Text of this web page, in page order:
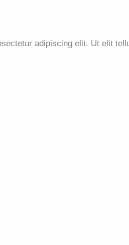
adipiscing elit. Ut elit